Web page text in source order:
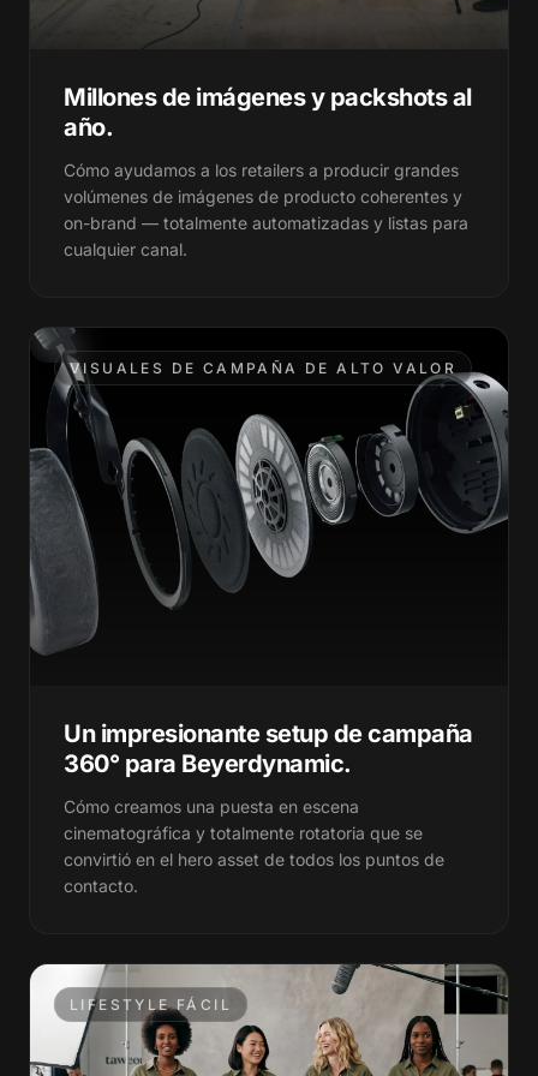
Millones de imágenes y packshots al
año.
Cómo ayudamos a los retailers a producir grandes
volúmenes de imágenes de producto coherentes y
on-brand — totalmente automatizadas y listas para
cualquier canal.
VISUALES DE CAMPAÑA DE ALTO VALOR
Un impresionante setup de campaña
360° para Beyerdynamic.
Cómo creamos una puesta en escena
cinematográfica y totalmente rotatoria que se
convirtió en el hero asset de todos los puntos de
contacto.
LIFESTYLE FÁCIL
1M+
12+
47+
98+
203+
560+
812+
1.2K
5K+
330+
9+
2M+
75+
310+
1M+
12+
47+
203+
560+
812+
1.2K
330+
2M+
75+
310+
310+
14+
1M+
12+
98+
203+
560+
812+
5K+
120+
330+
2M+
640+
310+
14+
1M+
12+
98+
203+
560+
5K+
330+
2M+
640+